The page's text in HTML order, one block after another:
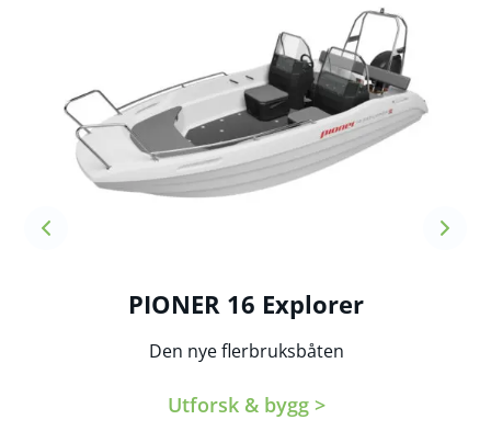
PIONER 16 Explorer
Den nye flerbruksbåten
Utforsk & bygg >